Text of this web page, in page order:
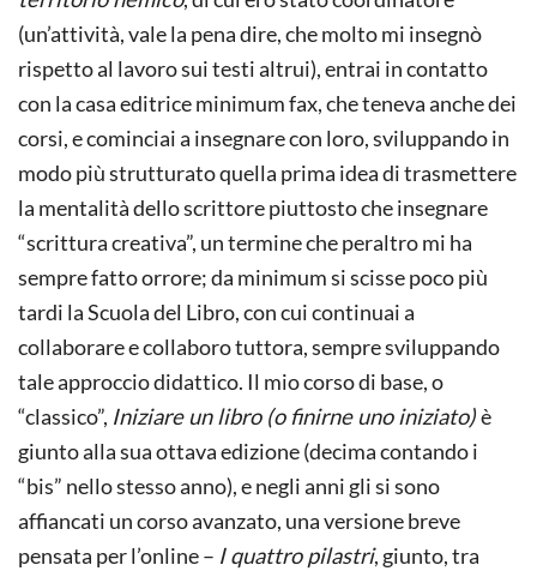
(un’attività, vale la pena dire, che molto mi insegnò
rispetto al lavoro sui testi altrui), entrai in contatto
con la casa editrice minimum fax, che teneva anche dei
corsi, e cominciai a insegnare con loro, sviluppando in
modo più strutturato quella prima idea di trasmettere
la mentalità dello scrittore piuttosto che insegnare
“scrittura creativa”, un termine che peraltro mi ha
sempre fatto orrore; da minimum si scisse poco più
tardi la Scuola del Libro, con cui continuai a
collaborare e collaboro tuttora, sempre sviluppando
tale approccio didattico. Il mio corso di base, o
“classico”, Iniziare un libro (o finirne uno iniziato)è
giunto alla sua ottava edizione (decima contando i
“bis” nello stesso anno), e negli anni gli si sono
affiancati un corso avanzato, una versione breve
pensata per l’online – I quattro pilastri, giunto, tra